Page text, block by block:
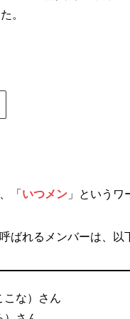
。
「 いつメン 」というワ
ばれるメンバーは、以
こな）さん